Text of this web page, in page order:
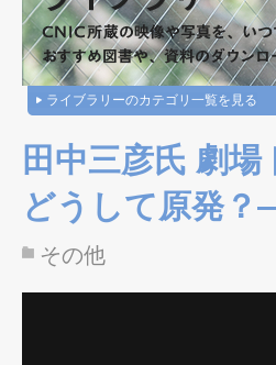
ライブラリーのカテゴリ一覧を見る
田中三彦氏 劇
どうして原発
その他